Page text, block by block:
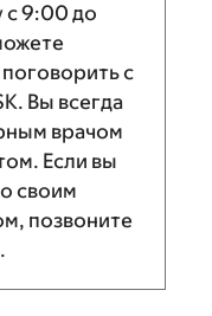
с9:00 до
с
Вы всегда
врачом
Если вы
своим
позвоните
.